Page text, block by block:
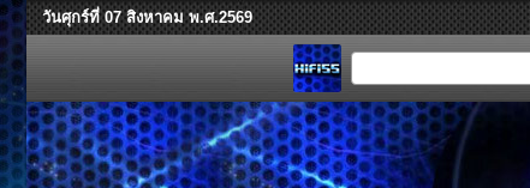
วันศุกร์ที่ 07 สิงหาคม พ.ศ.2569